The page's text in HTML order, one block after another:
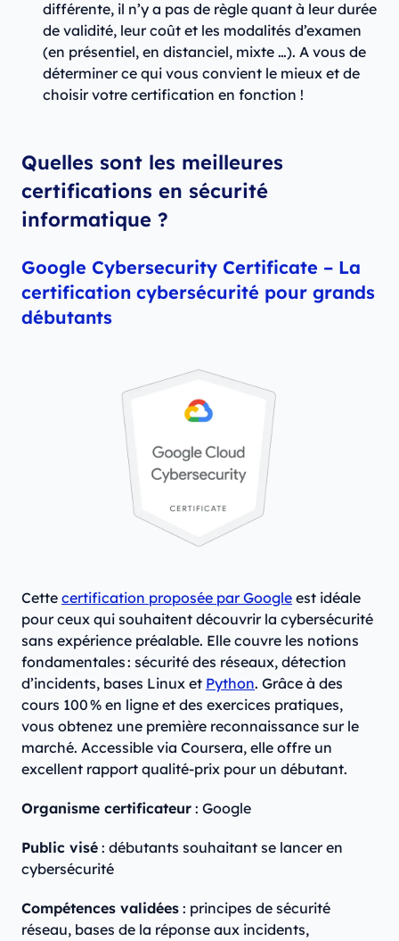
différente, il n’y a pas de règle quant à leur durée
de validité, leur coût et les modalités d’examen
(en présentiel, en distanciel, mixte …). A vous de
déterminer ce qui vous convient le mieux et de
choisir votre certification en fonction !
Quelles sont les meilleures
certifications en sécurité
informatique ?
Google Cybersecurity Certificate – La
certification cybersécurité pour grands
débutants
Cette certification proposée par Google est idéale
pour ceux qui souhaitent découvrir la cybersécurité
sans expérience préalable. Elle couvre les notions
fondamentales : sécurité des réseaux, détection
d’incidents, bases Linux et Python. Grâce à des
cours 100 % en ligne et des exercices pratiques,
vous obtenez une première reconnaissance sur le
marché. Accessible via Coursera, elle offre un
excellent rapport qualité-prix pour un débutant.
Organisme certificateur : Google
Public visé : débutants souhaitant se lancer en
cybersécurité
Compétences validées : principes de sécurité
réseau, bases de la réponse aux incidents,